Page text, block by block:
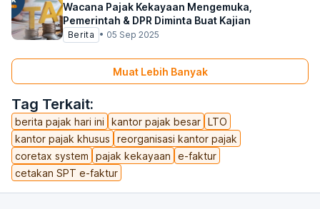
Tag Terkait:
berita pajak hari ini kantor pajak besar LTO
kantor pajak khusus
reorganisasi kantor pajak
coretax system
pajak kekayaan
e-faktur
cetakan SPT e-faktur
Wacana Pajak Kekayaan Mengemuka,
Pemerintah & DPR Diminta Buat Kajian
Berita • 05 Sep 2025
Muat Lebih Banyak